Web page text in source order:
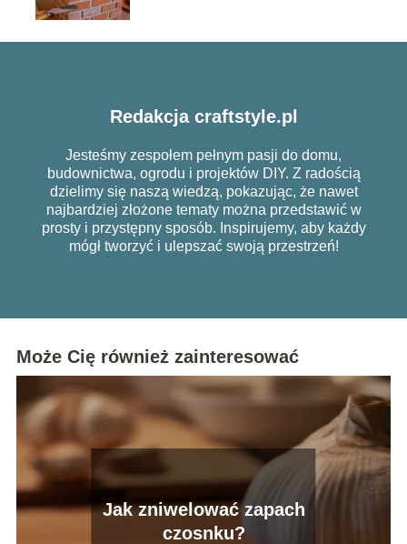
Redakcja craftstyle.pl
Jesteśmy zespołem pełnym pasji do domu,
budownictwa, ogrodu i projektów DIY. Z radością
dzielimy się naszą wiedzą, pokazując, że nawet
najbardziej złożone tematy można przedstawić w
prosty i przystępny sposób. Inspirujemy, aby każdy
mógł tworzyć i ulepszać swoją przestrzeń!
Może Cię również zainteresować
Jak zniwelować zapach
czosnku?